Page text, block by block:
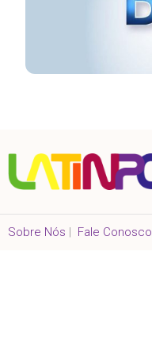
Sobre Nós | Fale Conosco